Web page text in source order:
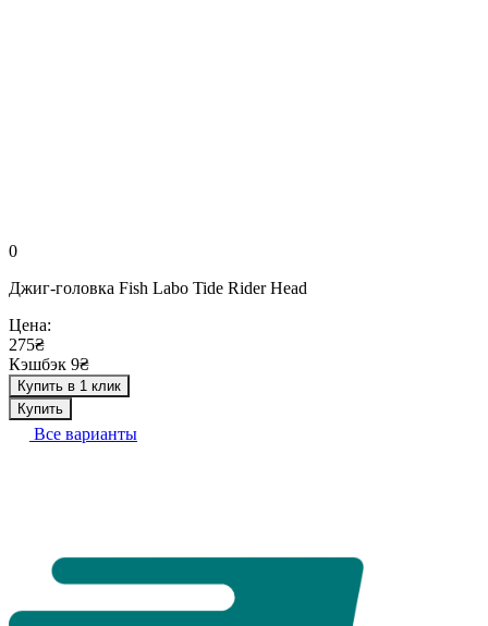
0
Джиг-головка Fish Labo Tide Rider Head
Цена:
275₴
Кэшбэк 9₴
Купить в 1 клик
Купить
Все варианты